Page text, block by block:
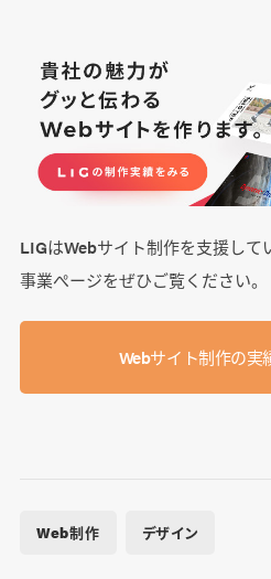
LIGはWebサイト制作を支援して
事業ぺージをぜひご覧ください。
Webサイト制作の実
Web制作 デザイン